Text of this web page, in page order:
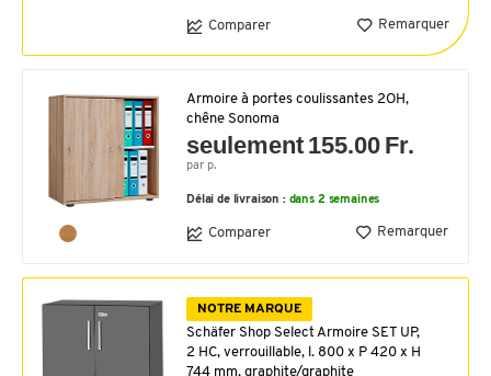
Comparer Remarquer
Armoire à portes coulissantes 2OH,
chêne Sonoma
seulement 155.00 Fr.
par p.
Délai de livraison : dans 2 semaines
Comparer Remarquer
NOTRE MARQUE
Schäfer Shop Select Armoire SET UP,
2 HC, verrouillable, l. 800 x P 420 x H
744 mm, graphite/graphite